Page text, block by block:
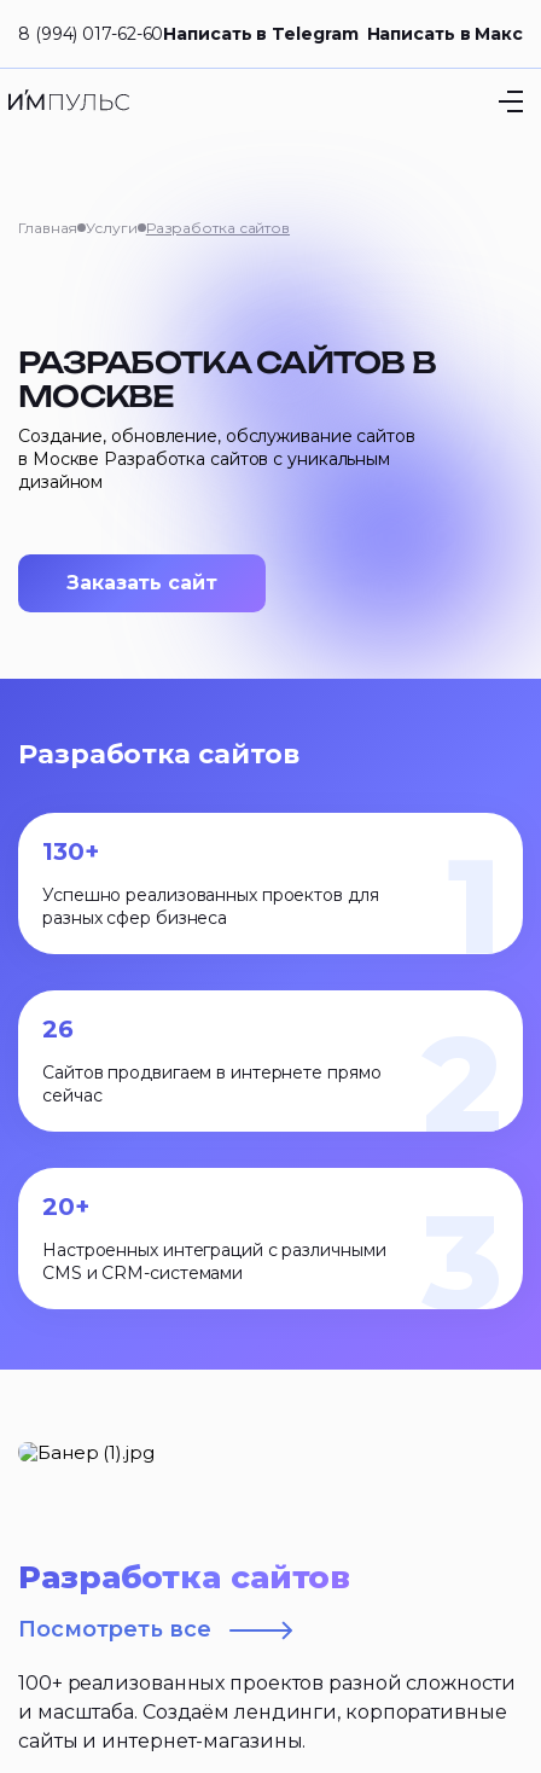
8 (994) 017-62-60Написать в Telegram Написать в Макс
Главная Услуги Разработка сайтов
РАЗРАБОТКА САЙТОВ В
МОСКВЕ
Создание, обновление, обслуживание сайтов
в Москве Разработка сайтов с уникальным
дизайном
Заказать сайт
Разработка сайтов
130+
Успешно реализованных проектов для
разных сфер бизнеса
1
26
Сайтов продвигаем в интернете прямо
сейчас
2
20+
Настроенных интеграций с различными
CMS и CRM-системами
3
Разработка сайтов
Посмотреть все
100+ реализованных проектов разной сложности
и масштаба. Создаём лендинги, корпоративные
сайты и интернет-магазины.